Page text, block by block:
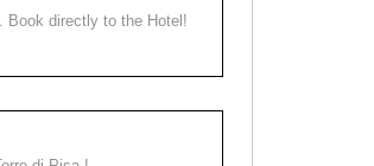
Book directly to the Hotel!